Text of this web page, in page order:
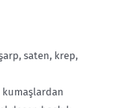
saten, krep,
kumaşlardan